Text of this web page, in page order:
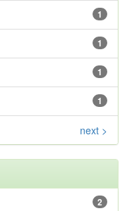
1
1
1
1
next >
2